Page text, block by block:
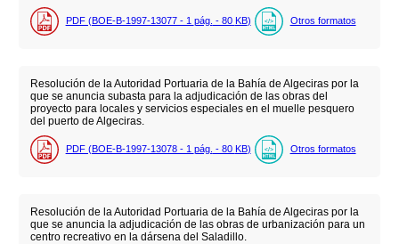
PDF (BOE-B-1997-13077 - 1 pág. - 80 KB) Otros formatos
Resolución de la Autoridad Portuaria de la Bahía de Algeciras por la
que se anuncia subasta para la adjudicación de las obras del
proyecto para locales y servicios especiales en el muelle pesquero
del puerto de Algeciras.
PDF (BOE-B-1997-13078 - 1 pág. - 80 KB) Otros formatos
Resolución de la Autoridad Portuaria de la Bahía de Algeciras por la
que se anuncia la adjudicación de las obras de urbanización para un
centro recreativo en la dársena del Saladillo.